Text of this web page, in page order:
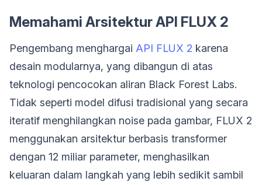
Memahami Arsitektur API FLUX 2
Pengembang menghargai API FLUX 2 karena
desain modularnya, yang dibangun di atas
teknologi pencocokan aliran Black Forest Labs.
Tidak seperti model difusi tradisional yang secara
iteratif menghilangkan noise pada gambar, FLUX 2
menggunakan arsitektur berbasis transformer
dengan 12 miliar parameter, menghasilkan
keluaran dalam langkah yang lebih sedikit sambil